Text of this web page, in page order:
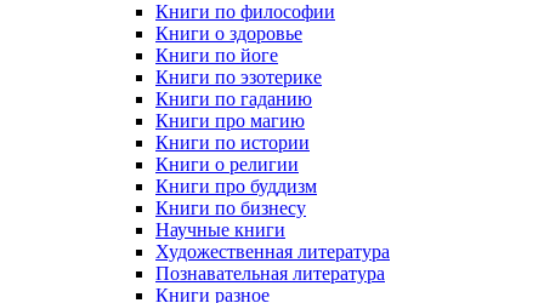
Книги по философии
Книги о здоровье
Книги по йоге
Книги по эзотерике
Книги по гаданию
Книги про магию
Книги по истории
Книги о религии
Книги про буддизм
Книги по бизнесу
Научные книги
Художественная литература
Познавательная литература
Книги разное